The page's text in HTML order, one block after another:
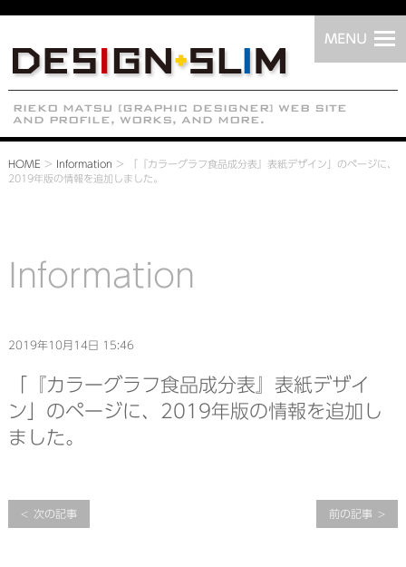
HOME > Information >
「『カラーグラフ食品成分表』表紙デザイン」のページに、
2019年版の情報を追加しました。
Information
2019年10月14日 15:46
「『カラーグラフ食品成分表』表紙デザイ
ン」のページに、2019年版の情報を追加し
ました。
次の記事 前の記事